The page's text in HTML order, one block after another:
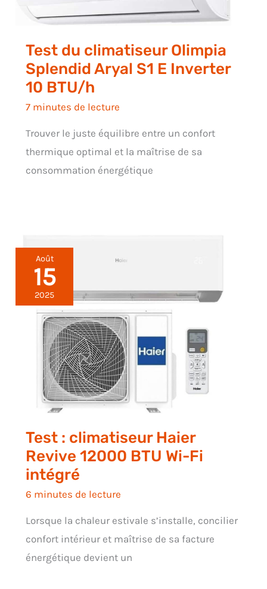
Test du climatiseur Olimpia
Splendid Aryal S1 E Inverter
10 BTU/h
7 minutes de lecture
Trouver le juste équilibre entre un confort
thermique optimal et la maîtrise de sa
consommation énergétique
Août
15
2025
Test : climatiseur Haier
Revive 12000 BTU Wi-Fi
intégré
6 minutes de lecture
Lorsque la chaleur estivale s’installe, concilier
confort intérieur et maîtrise de sa facture
énergétique devient un